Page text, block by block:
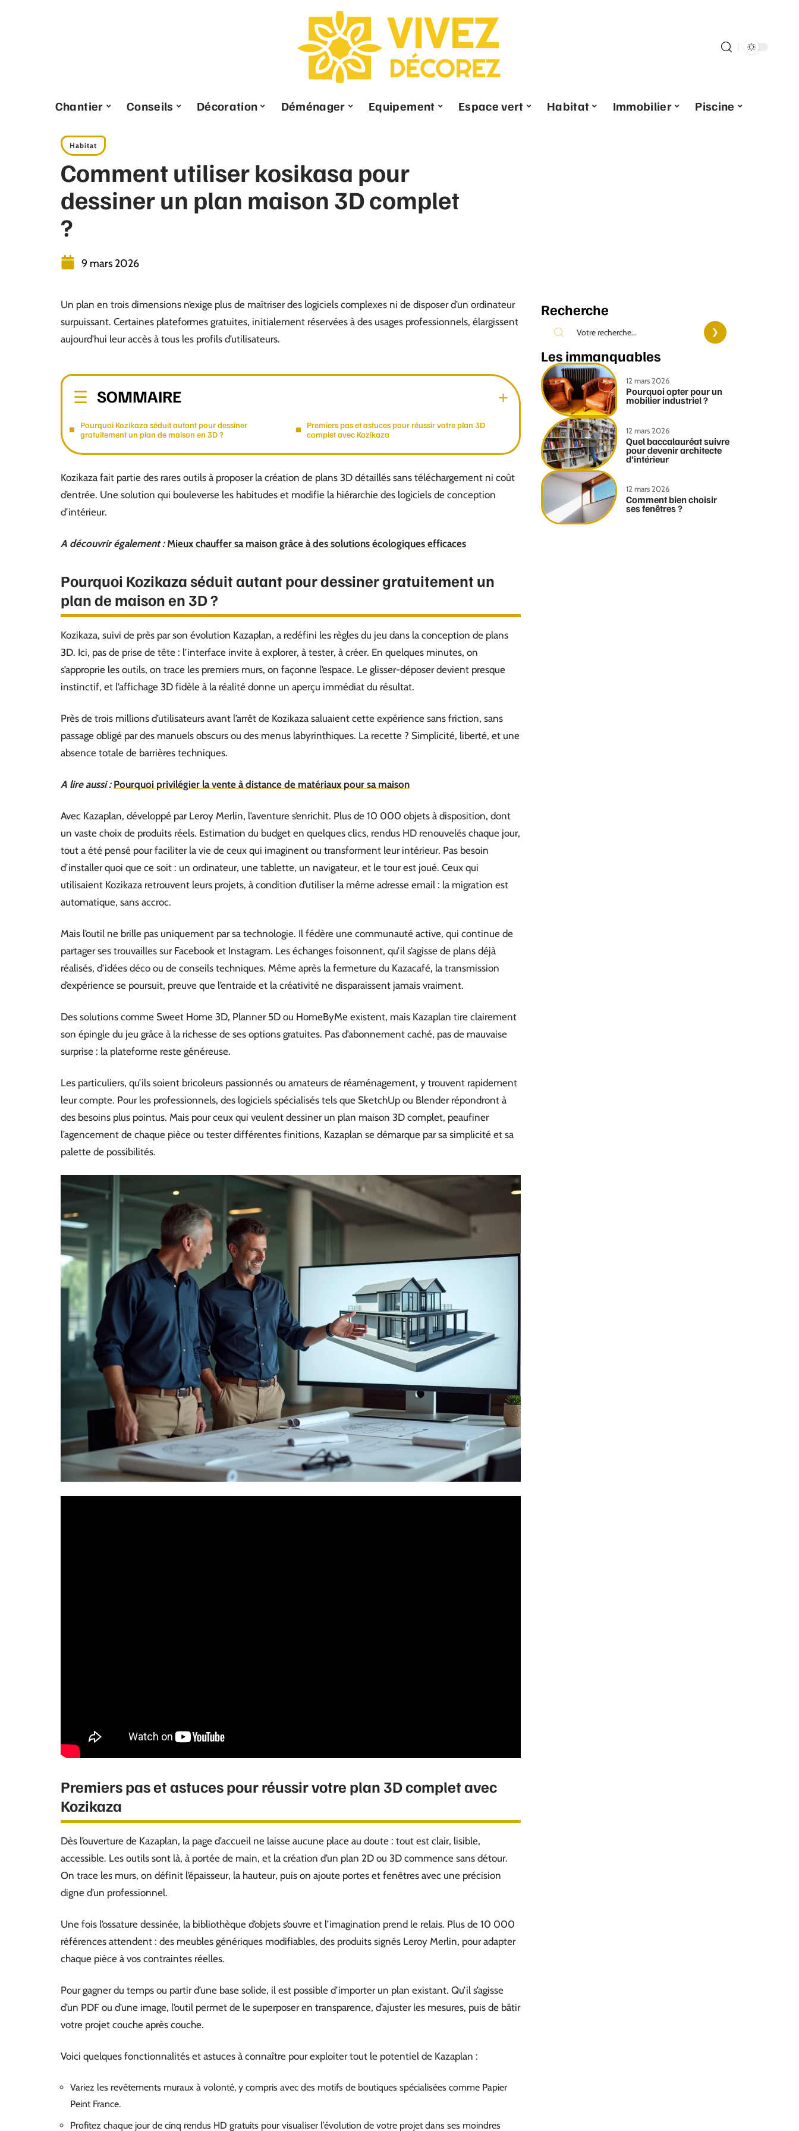
Chantier Conseils Décoration Déménager Equipement Espace vert Habitat Immobilier Piscine
Habitat
Comment utiliser kosikasa pour
dessiner un plan maison 3D complet
?
9 mars 2026
Un plan en trois dimensions n’exige plus de maîtriser des logiciels complexes ni de disposer d’un ordinateur
surpuissant. Certaines plateformes gratuites, initialement réservées à des usages professionnels, élargissent
aujourd’hui leur accès à tous les profils d’utilisateurs.
SOMMAIRE
Pourquoi Kozikaza séduit autant pour dessiner
gratuitement un plan de maison en 3D ?
Premiers pas et astuces pour réussir votre plan 3D
complet avec Kozikaza
Kozikaza fait partie des rares outils à proposer la création de plans 3D détaillés sans téléchargement ni coût
d’entrée. Une solution qui bouleverse les habitudes et modifie la hiérarchie des logiciels de conception
d’intérieur.
A découvrir également : Mieux chauffer sa maison grâce à des solutions écologiques efficaces
Pourquoi Kozikaza séduit autant pour dessiner gratuitement un
plan de maison en 3D ?
Kozikaza, suivi de près par son évolution Kazaplan, a redéfini les règles du jeu dans la conception de plans
3D. Ici, pas de prise de tête : l’interface invite à explorer, à tester, à créer. En quelques minutes, on
s’approprie les outils, on trace les premiers murs, on façonne l’espace. Le glisser-déposer devient presque
instinctif, et l’affichage 3D fidèle à la réalité donne un aperçu immédiat du résultat.
Près de trois millions d’utilisateurs avant l’arrêt de Kozikaza saluaient cette expérience sans friction, sans
passage obligé par des manuels obscurs ou des menus labyrinthiques. La recette ? Simplicité, liberté, et une
absence totale de barrières techniques.
A lire aussi : Pourquoi privilégier la vente à distance de matériaux pour sa maison
Avec Kazaplan, développé par Leroy Merlin, l’aventure s’enrichit. Plus de 10 000 objets à disposition, dont
un vaste choix de produits réels. Estimation du budget en quelques clics, rendus HD renouvelés chaque jour,
tout a été pensé pour faciliter la vie de ceux qui imaginent ou transforment leur intérieur. Pas besoin
d’installer quoi que ce soit : un ordinateur, une tablette, un navigateur, et le tour est joué. Ceux qui
utilisaient Kozikaza retrouvent leurs projets, à condition d’utiliser la même adresse email : la migration est
automatique, sans accroc.
Mais l’outil ne brille pas uniquement par sa technologie. Il fédère une communauté active, qui continue de
partager ses trouvailles sur Facebook et Instagram. Les échanges foisonnent, qu’il s’agisse de plans déjà
réalisés, d’idées déco ou de conseils techniques. Même après la fermeture du Kazacafé, la transmission
d’expérience se poursuit, preuve que l’entraide et la créativité ne disparaissent jamais vraiment.
Des solutions comme Sweet Home 3D, Planner 5D ou HomeByMe existent, mais Kazaplan tire clairement
son épingle du jeu grâce à la richesse de ses options gratuites. Pas d’abonnement caché, pas de mauvaise
surprise : la plateforme reste généreuse.
Les particuliers, qu’ils soient bricoleurs passionnés ou amateurs de réaménagement, y trouvent rapidement
leur compte. Pour les professionnels, des logiciels spécialisés tels que SketchUp ou Blender répondront à
des besoins plus pointus. Mais pour ceux qui veulent dessiner un plan maison 3D complet, peaufiner
l’agencement de chaque pièce ou tester différentes finitions, Kazaplan se démarque par sa simplicité et sa
palette de possibilités.
Premiers pas et astuces pour réussir votre plan 3D complet avec
Kozikaza
Dès l’ouverture de Kazaplan, la page d’accueil ne laisse aucune place au doute : tout est clair, lisible,
accessible. Les outils sont là, à portée de main, et la création d’un plan 2D ou 3D commence sans détour.
On trace les murs, on définit l’épaisseur, la hauteur, puis on ajoute portes et fenêtres avec une précision
digne d’un professionnel.
Une fois l’ossature dessinée, la bibliothèque d’objets s’ouvre et l’imagination prend le relais. Plus de 10 000
références attendent : des meubles génériques modifiables, des produits signés Leroy Merlin, pour adapter
chaque pièce à vos contraintes réelles.
Pour gagner du temps ou partir d’une base solide, il est possible d’importer un plan existant. Qu’il s’agisse
d’un PDF ou d’une image, l’outil permet de le superposer en transparence, d’ajuster les mesures, puis de bâtir
votre projet couche après couche.
Voici quelques fonctionnalités et astuces à connaître pour exploiter tout le potentiel de Kazaplan :
Variez les revêtements muraux à volonté, y compris avec des motifs de boutiques spécialisées comme Papier
Peint France.
Profitez chaque jour de cinq rendus HD gratuits pour visualiser l’évolution de votre projet dans ses moindres
Recherche
Les immanquables
12 mars 2026
Pourquoi opter pour un
mobilier industriel ?
12 mars 2026
Quel baccalauréat suivre
pour devenir architecte
d’intérieur
12 mars 2026
Comment bien choisir
ses fenêtres ?